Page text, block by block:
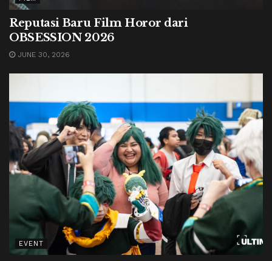
Reputasi Baru Film Horor dari
OBSESSION 2026
JUNE 30, 2026
EVENT